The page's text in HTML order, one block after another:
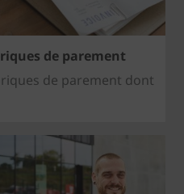
de parement
de parement dont